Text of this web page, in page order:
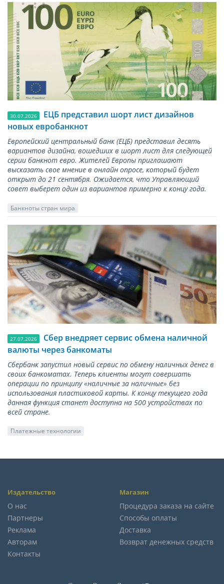
30.07.2026
ЕЦБ представил шорт лист дизайнов
новых евробанкнот
Европейский центральный банк (ЕЦБ) представил десять
вариантов дизайна, вошедших в шорт лист для следующей
серии банкнот евро. Жителей Европы приглашают
высказать свое мнение в онлайн опросе, который будет
открыт до 21 сентября. Ожидается, что Управляющий
совет выберет один из вариантов примерно к концу года.
Банкноты стран мира
27.07.2026
Сбер внедряет сервис обмена наличной
валюты через банкоматы
Сбербанк запустил новый сервис по обмену наличных денег в
своих банкоматах. Теперь клиенты могут совершать
операции по принципу «наличные за наличные» без
использования пластиковой карты. К концу текущего года
данная функция станет доступна на 500 устройствах по
всей стране.
Платежные технологии
Издательство
О нас
Партнеры
Реклама
Авторам
Контакты
Магазин
Процедура заказа на сайте
Способы оплаты
Доставка
Возврат денежных средств